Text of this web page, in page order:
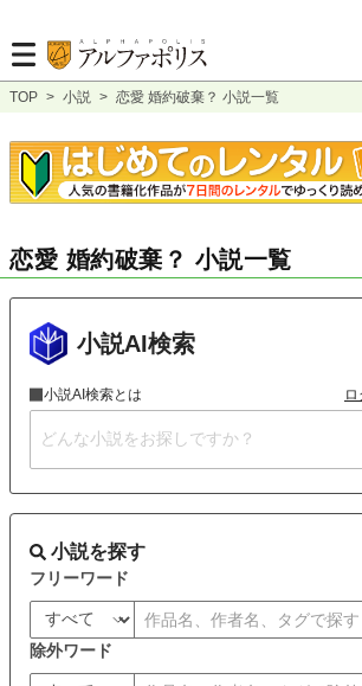
TOP > 小説 > 恋愛 婚約破棄？ 小説一覧
恋愛 婚約破棄？ 小説一覧
小説AI検索
小説AI検索とは
小説を探す
フリーワード
除外ワード